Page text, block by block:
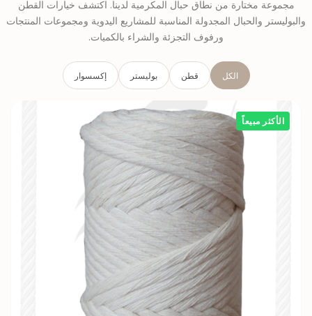
مجموعة مختارة من نطاق حبال المكرمية لدينا. اكتشف خيارات القطن
والبوليستر والحبال المجدولة المناسبة للمشاريع اليدوية ومجموعات المنتجات
ورفوف التجزئة والشراء بالكميات.
الكل قطن بوليستر إكسسوار
الأكثر مبيعاً